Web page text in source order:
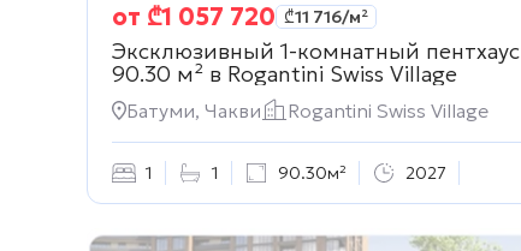
от ₾1 057 720 ₾11 716/м²
Эксклюзивный 1-комнатный пентхаус
90.30 м² в Rogantini Swiss Village
Батуми, Чакви Rogantini Swiss Village
1 1 90.30м² 2027